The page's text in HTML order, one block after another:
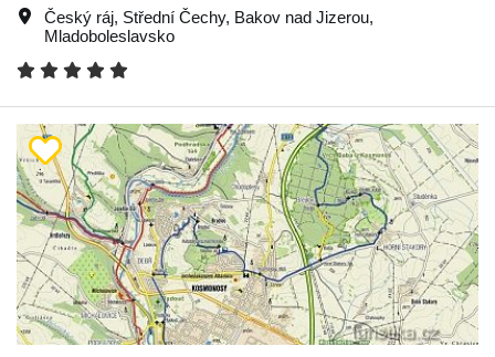
Český ráj, Střední Čechy, Bakov nad Jizerou,
Mladoboleslavsko